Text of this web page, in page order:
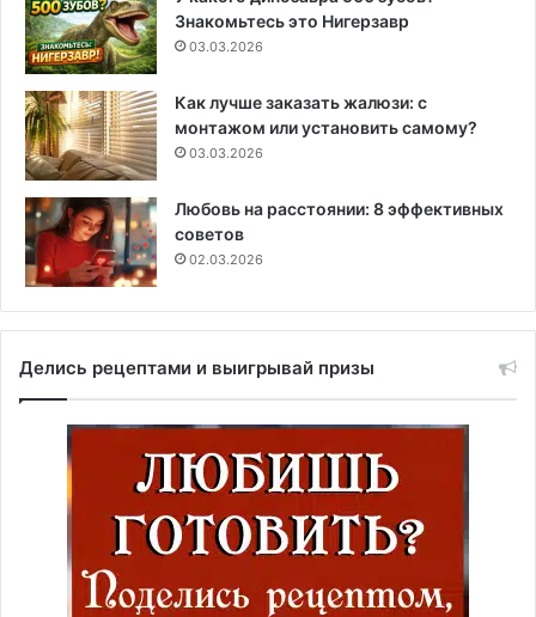
Знакомьтесь это Нигерзавр
03.03.2026
Как лучше заказать жалюзи: с
монтажом или установить самому?
03.03.2026
Любовь на расстоянии: 8 эффективных
советов
02.03.2026
Делись рецептами и выигрывай призы